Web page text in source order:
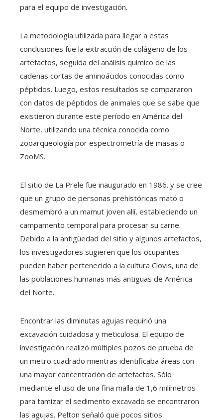
para el equipo de investigación.
La metodología utilizada para llegar a estas
conclusiones fue la extracción de colágeno de los
artefactos, seguida del análisis químico de las
cadenas cortas de aminoácidos conocidas como
péptidos. Luego, estos resultados se compararon
con datos de péptidos de animales que se sabe que
existieron durante este período en América del
Norte, utilizando una técnica conocida como
zooarqueología por espectrometría de masas o
ZooMS.
El sitio de La Prele fue inaugurado en 1986. y se cree
que un grupo de personas prehistóricas mató o
desmembró a un mamut joven allí, estableciendo un
campamento temporal para procesar su carne.
Debido a la antigüedad del sitio y algunos artefactos,
los investigadores sugieren que los ocupantes
pueden haber pertenecido a la cultura Clovis, una de
las poblaciones humanas más antiguas de América
del Norte.
Encontrar las diminutas agujas requirió una
excavación cuidadosa y meticulosa. El equipo de
investigación realizó múltiples pozos de prueba de
un metro cuadrado mientras identificaba áreas con
una mayor concentración de artefactos. Sólo
mediante el uso de una fina malla de 1,6 milímetros
para tamizar el sedimento excavado se encontraron
las agujas. Pelton señaló que pocos sitios